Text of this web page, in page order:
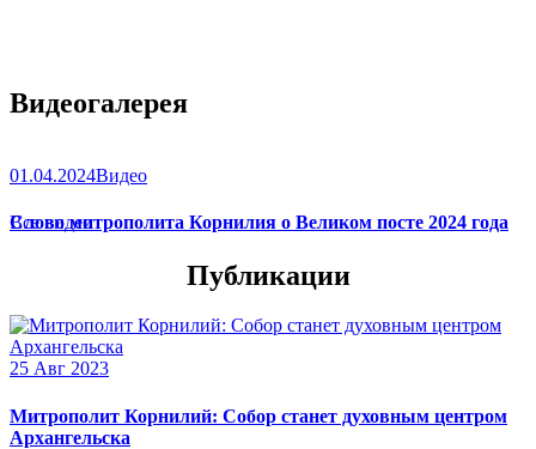
Видеогалерея
01.04.2024Видео
Слово митрополита Корнилия о Великом посте 2024 года
Все видео
Публикации
25 Авг 2023
Митрополит Корнилий: Собор станет духовным центром
Архангельска